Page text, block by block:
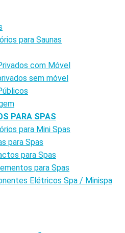
para Saunas
com Móvel
sem móvel
PARA SPAS
para Mini Spas
para Spas
para Spas
para Spas
Elétricos Spa / Minispa